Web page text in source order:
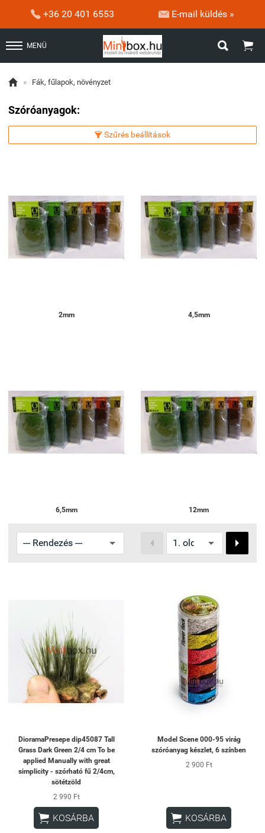
 +36 20 401 6553  E-mail küldés »
MENÜ  
 » Fák, fűlapok, növényzet
Szóróanyagok:
 Szűrés beállítások
2mm 4,5mm
6,5mm 12mm
 
DioramaPresepe dip45087 Tall
Grass Dark Green 2/4 cm To be
applied Manually with great
simplicity - szórható fű 2/4cm,
sötétzöld
2 990 Ft
 KOSÁRBA
Model Scene 000-95 virág
szóróanyag készlet, 6 színben
2 900 Ft
 KOSÁRBA